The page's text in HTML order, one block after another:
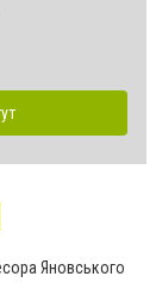
Яновського